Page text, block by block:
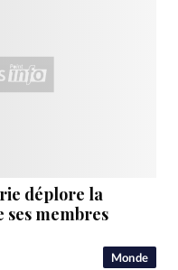
Monde
déplore la
ses membres